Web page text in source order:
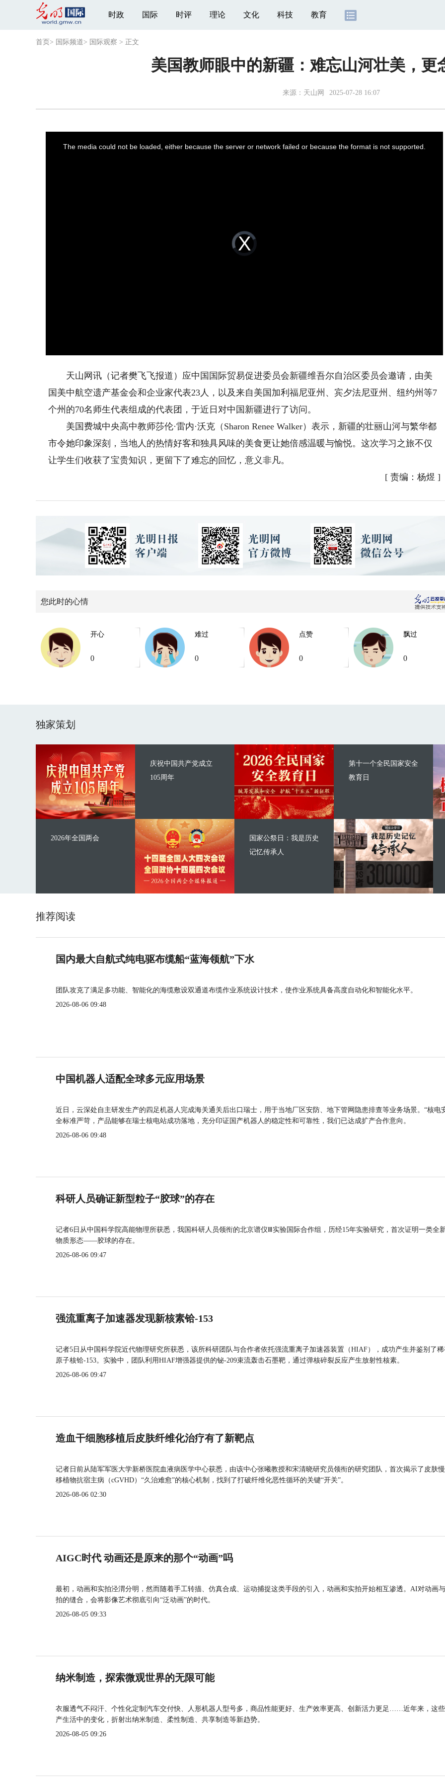
时政 国际 时评 理论 文化 科技 教育
首页 > 国际频道> 国际观察 > 正文
美国教师眼中的新疆：难忘山河壮美，更
来源： 天山网 2025-07-28 16:07
Video
Player
is
loading.
The media could not be loaded, either because the server or network failed or because the format is not supported.
天山网讯（记者樊飞飞报道）应中国国际贸易促进委员会新疆维吾尔自治区委员会邀请，由美
国美中航空遗产基金会和企业家代表23人，以及来自美国加利福尼亚州、宾夕法尼亚州、纽约州等7
个州的70名师生代表组成的代表团，于近日对中国新疆进行了访问。
美国费城中央高中教师莎伦·雷内·沃克（Sharon Renee Walker）表示，新疆的壮丽山河与繁华都
市令她印象深刻，当地人的热情好客和独具风味的美食更让她倍感温暖与愉悦。这次学习之旅不仅
让学生们收获了宝贵知识，更留下了难忘的回忆，意义非凡。
[ 责编：杨煜 ]
您此时的心情
开心
0
难过
0
点赞
0
飘过
0
独家策划
庆祝中国共产党成立
105周年
2026年全国两会
第十一个全民国家安全
教育日
国家公祭日：我是历史
记忆传承人
推荐阅读
国内最大自航式纯电驱布缆船“蓝海领航”下水
团队攻克了满足多功能、智能化的海缆敷设双通道布缆作业系统设计技术，使作业系统具备高度自动化和智能化水平。
2026-08-06 09:48
中国机器人适配全球多元应用场景
近日，云深处自主研发生产的四足机器人完成海关通关后出口瑞士，用于当地厂区安防、地下管网隐患排查等业务场景。“核电
全标准严苛，产品能够在瑞士核电站成功落地，充分印证国产机器人的稳定性和可靠性，我们已达成扩产合作意向。
2026-08-06 09:48
科研人员确证新型粒子“胶球”的存在
记者6日从中国科学院高能物理所获悉，我国科研人员领衔的北京谱仪Ⅲ实验国际合作组，历经15年实验研究，首次证明一类全
物质形态——胶球的存在。
2026-08-06 09:47
强流重离子加速器发现新核素铪-153
记者5日从中国科学院近代物理研究所获悉，该所科研团队与合作者依托强流重离子加速器装置（HIAF），成功产生并鉴别了
原子核铪-153。实验中，团队利用HIAF增强器提供的铋-209束流轰击石墨靶，通过弹核碎裂反应产生放射性核素。
2026-08-06 09:47
造血干细胞移植后皮肤纤维化治疗有了新靶点
记者日前从陆军军医大学新桥医院血液病医学中心获悉，由该中心张曦教授和宋清晓研究员领衔的研究团队，首次揭示了皮肤
移植物抗宿主病（cGVHD）“久治难愈”的核心机制，找到了打破纤维化恶性循环的关键“开关”。
2026-08-06 02:30
AIGC时代 动画还是原来的那个“动画”吗
最初，动画和实拍泾渭分明，然而随着手工转描、仿真合成、运动捕捉这类手段的引入，动画和实拍开始相互渗透。AI对动画
拍的缝合，会将影像艺术彻底引向“泛动画”的时代。
2026-08-05 09:33
纳米制造，探索微观世界的无限可能
衣服透气不闷汗、个性化定制汽车交付快、人形机器人型号多，商品性能更好、生产效率更高、创新活力更足……近年来，这
产生活中的变化，折射出纳米制造、柔性制造、共享制造等新趋势。
2026-08-05 09:26